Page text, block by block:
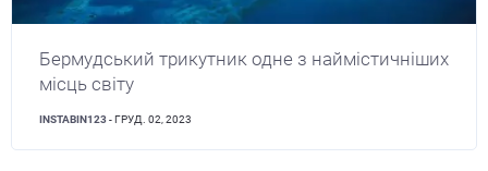
Бермудський трикутник одне з наймістичніших
місць світу
INSTABIN123 - ГРУД. 02, 2023